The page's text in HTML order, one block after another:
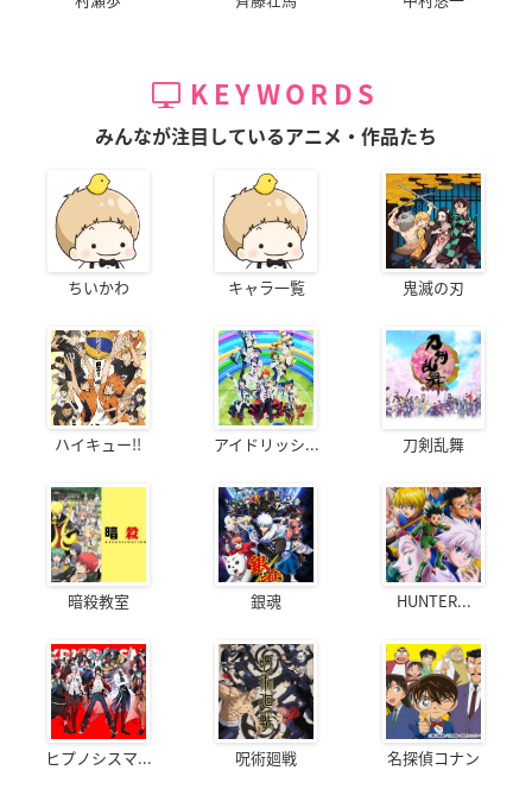
KEYWORDS
みんなが注目しているアニメ・作品たち
ちいかわ キャラ一覧 鬼滅の刃
ハイキュー!! アイドリッシ... 刀剣乱舞
暗殺教室 銀魂 HUNTER...
ヒプノシスマ... 呪術廻戦 名探偵コナン